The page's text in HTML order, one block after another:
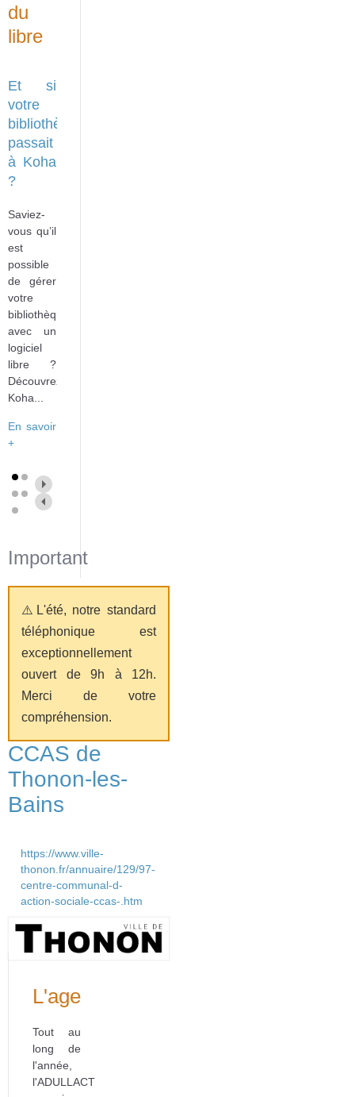
du
libre
Et si
votre
bibliothèque
passait
à Koha
?
Saviez-
vous qu’il
est
possible
de gérer
votre
bibliothèque
avec un
logiciel
libre ?
Découvrez
Koha...
En savoir
+
Important
⚠️L'été, notre standard
téléphonique est
exceptionnellement
ouvert de 9h à 12h.
Merci de votre
compréhension.
CCAS de
Thonon-les-
Bains
https://www.ville-
thonon.fr/annuaire/129/97-
centre-communal-d-
action-sociale-ccas-.htm
L'agenda
Tout au
long de
l'année,
l'ADULLACT